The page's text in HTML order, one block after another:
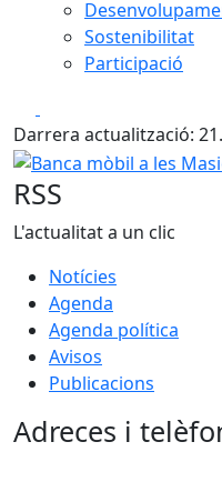
Sostenibilitat
Participació
Darrera actualització:
Banca mòbil a les
RSS
L'actualitat a un clic
Notícies
Agenda
Agenda política
Avisos
Publicacions
Adreces i